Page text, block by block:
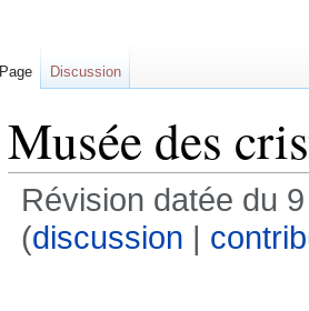
Musée des
Révision datée du
(discussion |
Page Discussion